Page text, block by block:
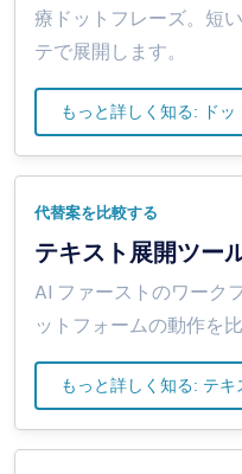
療ドットフレーズ。短
テで展開します。
もっと詳しく知る: ドッ
代替案を比較する
テキスト展開ツー
AI ファーストのワーク
ットフォームの動作を比
もっと詳しく知る: テ